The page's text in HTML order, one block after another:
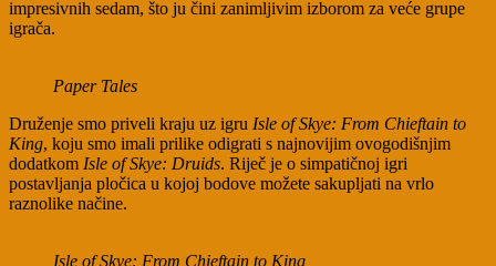
impresivnih sedam, što ju čini zanimljivim izborom za veće grupe
igrača.
Paper Tales
Druženje smo priveli kraju uz igru Isle of Skye: From Chieftain to
King, koju smo imali prilike odigrati s najnovijim ovogodišnjim
dodatkom Isle of Skye: Druids. Riječ je o simpatičnoj igri
postavljanja pločica u kojoj bodove možete sakupljati na vrlo
raznolike načine.
Isle of Skye: From Chieftain to King